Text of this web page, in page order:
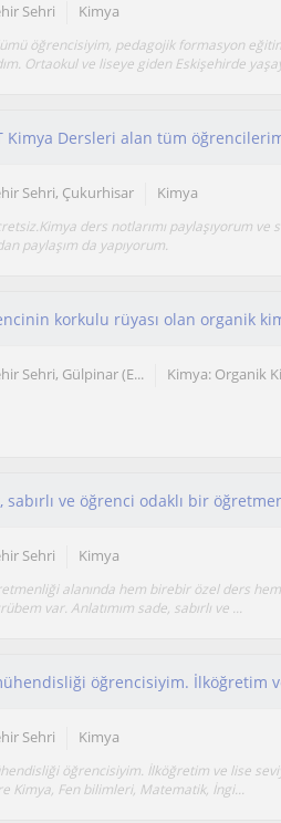
Sehri Kimya
öğrencisiyim, pedagojik formasyon
Ortaokul ve liseye giden Eskişehirde
Sehri, Çukurhisar Kimya
ders notlarımı paylaşıyorum ve
paylaşım da yapıyorum.
Sehri, Gülpinar (E... Kimya: Organik
Sehri Kimya
alanında hem birebir özel ders hem
var. Anlatımım sade, sabırlı ve ...
Sehri Kimya
öğrencisiyim. İlköğretim ve lise
Kimya, Fen bilimleri, Matematik, İngi...